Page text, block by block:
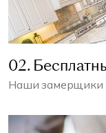
02.
Наши замерщики